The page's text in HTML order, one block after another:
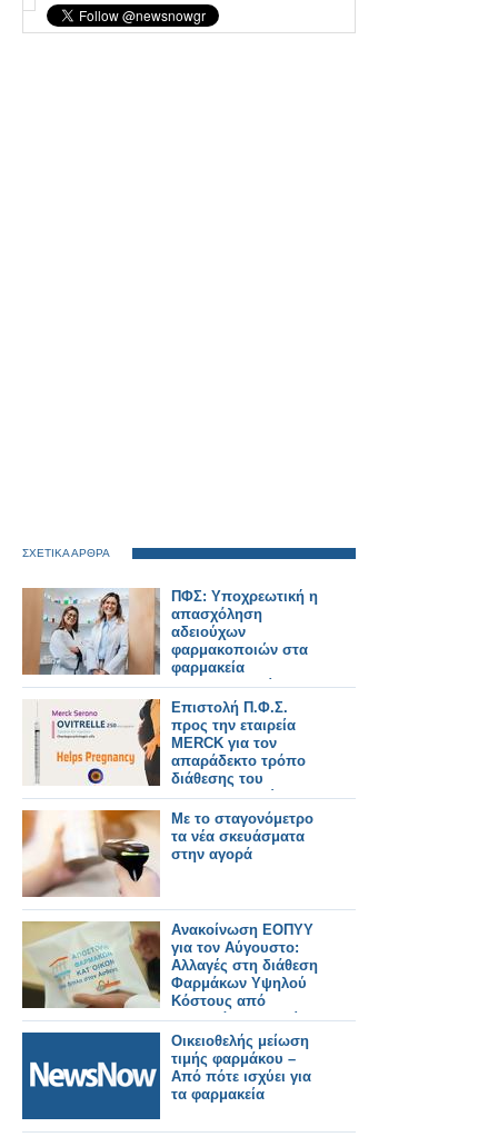
ΣΧΕΤΙΚΑ ΑΡΘΡΑ
ΠΦΣ: Υποχρεωτική η
απασχόληση
αδειούχων
φαρμακοποιών στα
φαρμακεία
πολυϊδιοκτησίας που
λειτουργούν με
διευρυμένο ωράριο
Επιστολή Π.Φ.Σ.
προς την εταιρεία
MERCK για τον
απαράδεκτο τρόπο
διάθεσης του
φαρμακευτικού
σκευάσματος Ovitrelle
στα ιδιωτικά
φαρμακεία
Mε το σταγονόμετρο
τα νέα σκευάσματα
στην αγορά
Ανακοίνωση ΕΟΠΥΥ
για τον Αύγουστο:
Αλλαγές στη διάθεση
Φαρμάκων Υψηλού
Κόστους από
ιδιωτικά φαρμακεία
Οικειοθελής μείωση
τιμής φαρμάκου –
Από πότε ισχύει για
τα φαρμακεία